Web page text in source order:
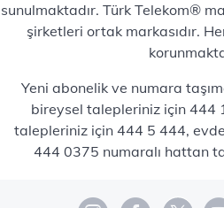
sunulmaktadır. Türk Telekom®
şirketleri ortak markasıdır.
Yeni abonelik ve numara
bireysel talepleriniz için 444
talepleriniz için 444 5 444,
444 0375 numaralı hattan